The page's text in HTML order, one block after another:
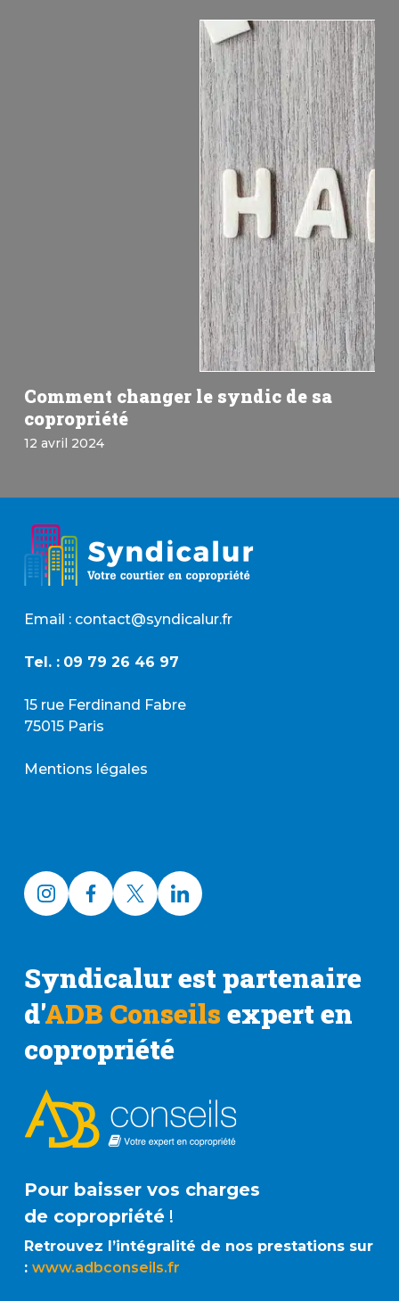
Comment changer le syndic de sa
copropriété
12 avril 2024
Email : contact@syndicalur.fr
Tel. : 09 79 26 46 97
15 rue Ferdinand Fabre
75015 Paris
Mentions légales
Syndicalur est partenaire
d'ADB Conseils expert en
copropriété
Pour baisser vos charges
de copropriété!
Retrouvez l’intégralité de nos prestations sur
: www.adbconseils.fr